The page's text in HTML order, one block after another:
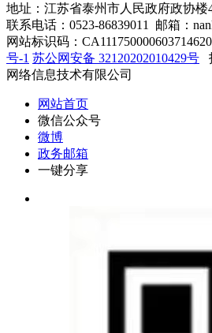
地址：江苏省泰州市人民政府政协楼
联系电话：0523-86839011 邮箱：
网站标识码：
号-1 苏公网安备 32120202010429号
网络信息技术有限公司
网站首页
微信公众号
微博
政务邮箱
一键分享